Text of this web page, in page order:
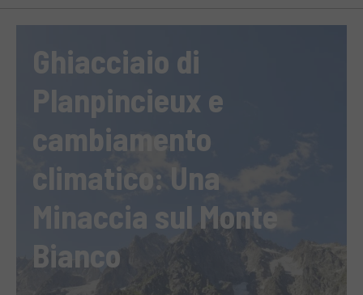
Ghiacciaio di
Planpincieux e
cambiamento
climatico: Una
Minaccia sul Monte
Bianco